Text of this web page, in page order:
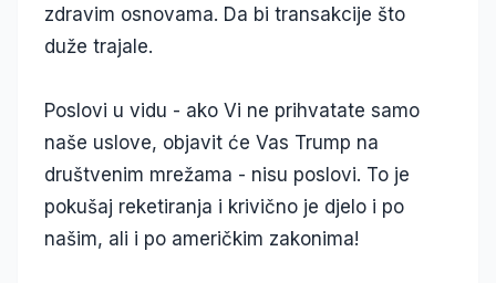
zdravim osnovama. Da bi transakcije što
duže trajale.
Poslovi u vidu - ako Vi ne prihvatate samo
naše uslove, objavit će Vas Trump na
društvenim mrežama - nisu poslovi. To je
pokušaj reketiranja i krivično je djelo i po
našim, ali i po američkim zakonima!